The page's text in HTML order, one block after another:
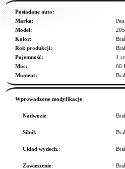
Posiadane auto:
Marka:
Model:
205
Kolor:
Rok produkcji:
Pojemność:
1
Moc:
60
Moment:
Wprowadzone modyfikacje
Nadwozie:
Silnik:
Układ wydech.:
Zawieszenie: